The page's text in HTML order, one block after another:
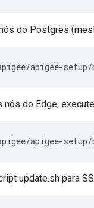
do Postgres
apigee-
nós do Edge,
apigee-
update.sh para